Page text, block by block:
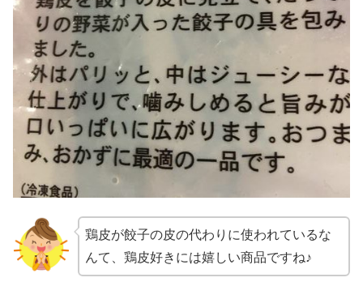
鶏皮が餃子の皮の代わりに使われているな
んて、鶏皮好きには嬉しい商品ですね♪